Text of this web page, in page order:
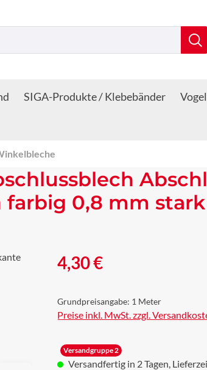
SIGA-Produkte / Klebebänder
0,8 mm stark
Regulärer Preis:
4,30 €
Grundpreisangabe: 1 Meter
Preise inkl. MwSt. zzgl.
Versandgruppe 2
Versandfertig in 2 Tagen,